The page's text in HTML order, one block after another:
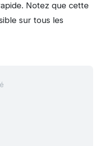
Notez que cette
sur tous les